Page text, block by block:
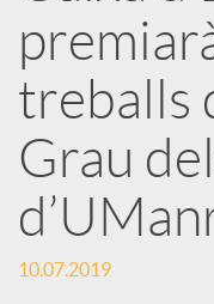
x
e
s
treballs
Grau
10.07.2019